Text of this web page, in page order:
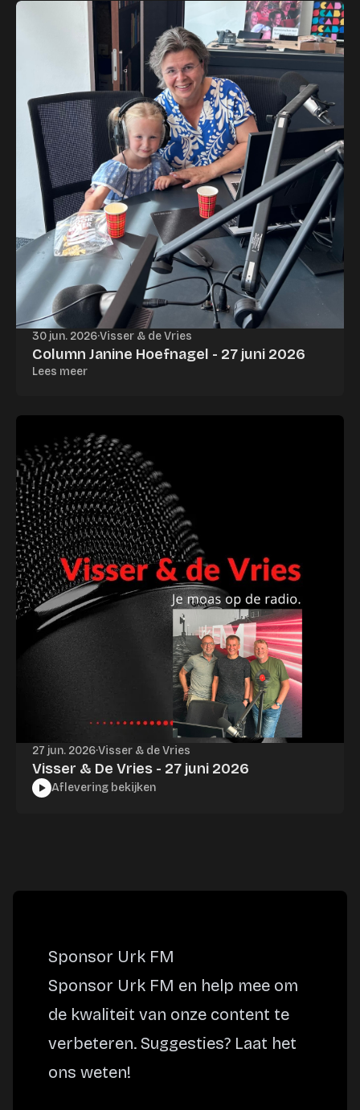
30 jun. 2026·Visser & de Vries
Column Janine Hoefnagel - 27 juni 2026
Lees meer
27 jun. 2026·Visser & de Vries
Visser & De Vries - 27 juni 2026
Aflevering bekijken
Sponsor Urk FM
Sponsor Urk FM en help mee om
de kwaliteit van onze content te
verbeteren. Suggesties? Laat het
ons weten!